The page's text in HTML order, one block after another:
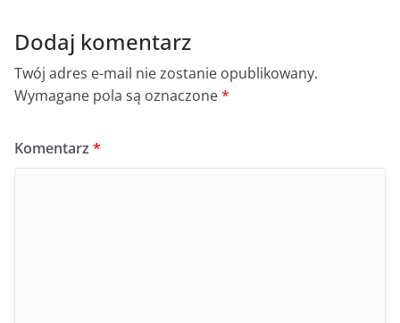
Dodaj komentarz
Twój adres e-mail nie zostanie opublikowany.
Wymagane pola są oznaczone*
Komentarz *